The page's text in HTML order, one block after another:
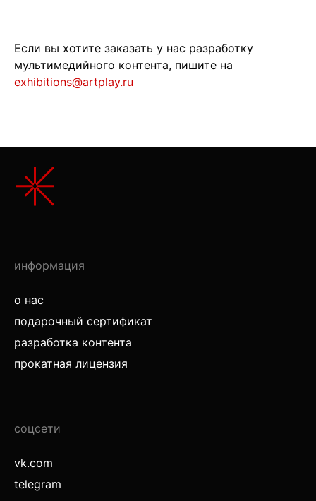
Если вы хотите заказать у нас разработку
мультимедийного контента, пишите на
exhibitions@artplay.ru
информация
о нас
подарочный сертификат
разработка контента
прокатная лицензия
соцсети
vk.com
telegram